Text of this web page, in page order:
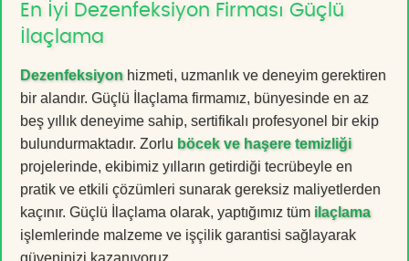
En İyi Dezenfeksiyon Firması Güçlü
İlaçlama
Dezenfeksiyon hizmeti, uzmanlık ve deneyim gerektiren
bir alandır. Güçlü İlaçlama firmamız, bünyesinde en az
beş yıllık deneyime sahip, sertifikalı profesyonel bir ekip
bulundurmaktadır. Zorlu böcek ve haşere temizliği
projelerinde, ekibimiz yılların getirdiği tecrübeyle en
pratik ve etkili çözümleri sunarak gereksiz maliyetlerden
kaçınır. Güçlü İlaçlama olarak, yaptığımız tüm ilaçlama
işlemlerinde malzeme ve işçilik garantisi sağlayarak